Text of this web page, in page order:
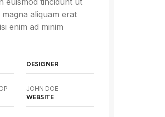
euismod tincidunt ut
aliquam erat
enim ad minim
DESIGNER
JOHN DOE
WEBSITE